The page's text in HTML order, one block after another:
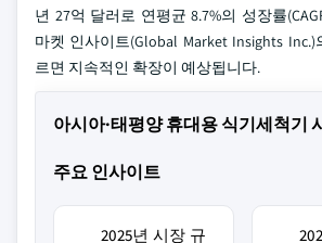
년 27억 달러로 연평균 8.7%의 성장률
마켓 인사이트(Global Market Insights
르면 지속적인 확장이 예상됩니다.
아시아·태평양 휴대용 식기세척기
주요 인사이트
2025년 시장 규